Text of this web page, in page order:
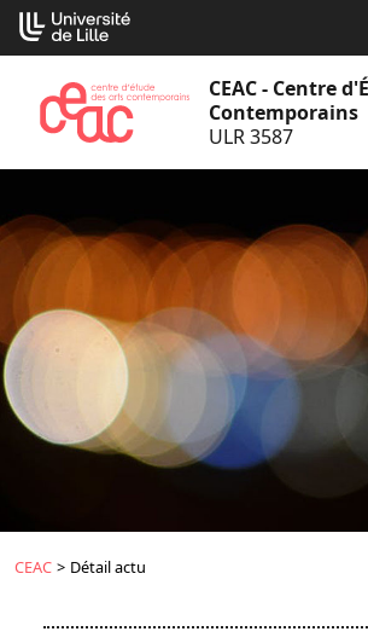
Aller
au
CEAC - Centre
Contemporains
ULR 3587
CEAC > Détail actu
Cookies management panel